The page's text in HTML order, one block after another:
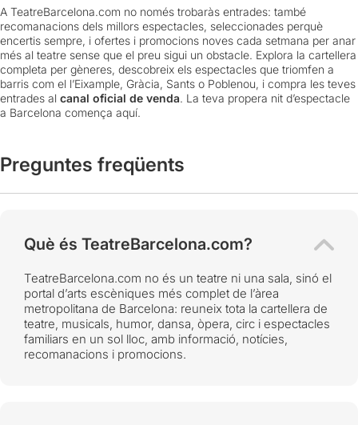
A TeatreBarcelona.com no només trobaràs entrades: també
recomanacions dels millors espectacles, seleccionades perquè
encertis sempre, i ofertes i promocions noves cada setmana per anar
més al teatre sense que el preu sigui un obstacle. Explora la cartellera
completa per gèneres, descobreix els espectacles que triomfen a
barris com el l’Eixample, Gràcia, Sants o Poblenou, i compra les teves
entrades al canal oficial de venda. La teva propera nit d’espectacle
a Barcelona comença aquí.
Preguntes freqüents
Què és TeatreBarcelona.com?
TeatreBarcelona.com no és un teatre ni una sala, sinó el
portal d’arts escèniques més complet de l’àrea
metropolitana de Barcelona: reuneix tota la cartellera de
teatre, musicals, humor, dansa, òpera, circ i espectacles
familiars en un sol lloc, amb informació, notícies,
recomanacions i promocions.